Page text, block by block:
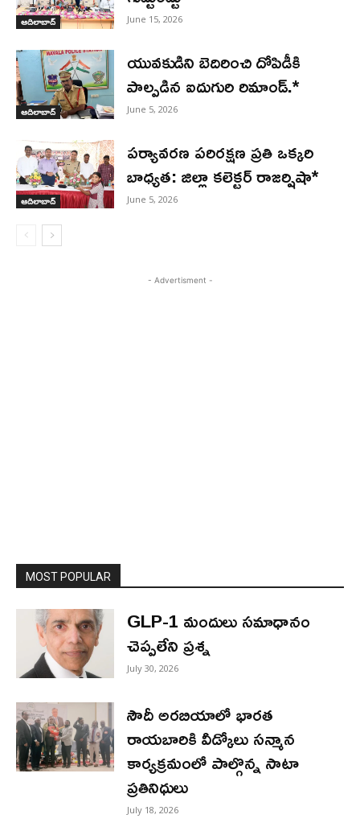
ఆదిలాబాద్ June 15, 2026
ఆదిలాబాద్
యువకుడిని బెదిరించి దోపిడీకి
పాల్పడిన ఐదుగురి రిమాండ్.*
June 5, 2026
ఆదిలాబాద్
పర్యావరణ పరిరక్షణ ప్రతి ఒక్కరి
బాధ్యత: జిల్లా కలెక్టర్ రాజర్షిషా*
June 5, 2026
- Advertisment -
MOST POPULAR
GLP-1 మందులు సమాధానం
చెప్పలేని ప్రశ్న
July 30, 2026
సౌదీ అరబియాలో భారత
రాయబారికి వీడ్కోలు సన్మాన
కార్యక్రమంలో పాల్గొన్న సాటా
ప్రతినిధులు
July 18, 2026